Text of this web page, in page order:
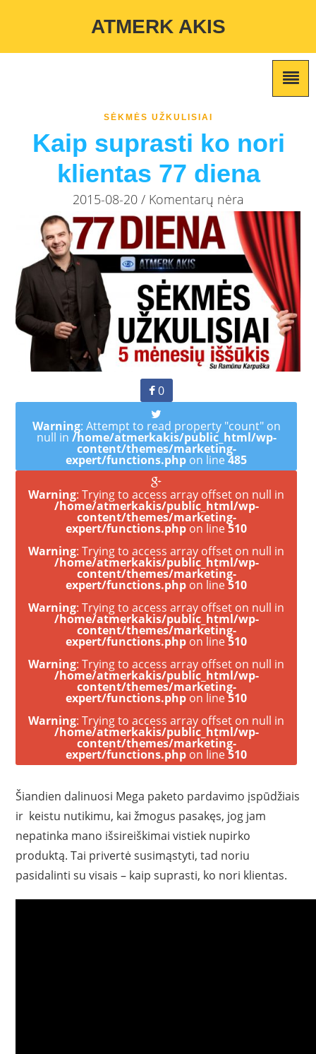
/home/atmerkakis/public_html/wp-content/themes/marketing-
ATMERK AKIS
SĖKMĖS UŽKULISIAI
Kaip suprasti ko nori
klientas 77 diena
2015-08-20 / Komentarų nėra
0
Warning: Attempt to read property "count" on
null in /home/atmerkakis/public_html/wp-
content/themes/marketing-
expert/functions.php on line485
Warning: Trying to access array offset on null in
/home/atmerkakis/public_html/wp-
content/themes/marketing-
expert/functions.php on line510
Warning: Trying to access array offset on null in
/home/atmerkakis/public_html/wp-
content/themes/marketing-
expert/functions.php on line510
Warning: Trying to access array offset on null in
/home/atmerkakis/public_html/wp-
content/themes/marketing-
expert/functions.php on line510
Warning: Trying to access array offset on null in
/home/atmerkakis/public_html/wp-
content/themes/marketing-
expert/functions.php on line510
Warning: Trying to access array offset on null in
/home/atmerkakis/public_html/wp-
content/themes/marketing-
expert/functions.php on line510
Šiandien dalinuosi Mega paketo pardavimo įspūdžiais
ir keistu nutikimu, kai žmogus pasakęs, jog jam
nepatinka mano išsireiškimai vistiek nupirko
produktą. Tai privertė susimąstyti, tad noriu
pasidalinti su visais – kaip suprasti, ko nori klientas.